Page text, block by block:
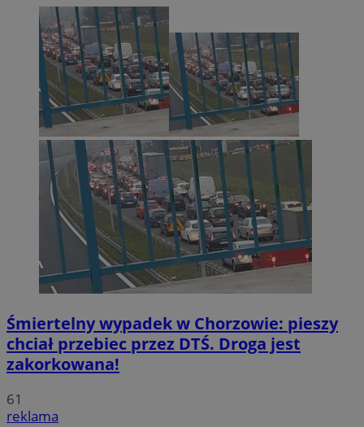
Śmiertelny wypadek w Chorzowie: pieszy
chciał przebiec przez DTŚ. Droga jest
zakorkowana!
61
reklama